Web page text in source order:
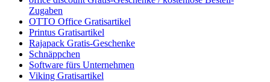
Zugaben
OTTO Office Gratisartikel
Printus Gratisartikel
Rajapack Gratis-Geschenke
Schnäppchen
Software fürs Unternehmen
Viking Gratisartikel